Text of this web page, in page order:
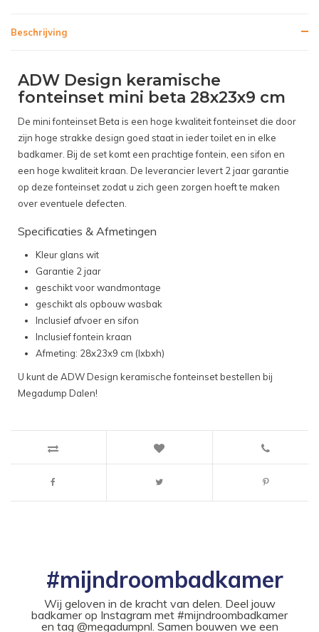
Beschrijving
ADW Design keramische
fonteinset mini beta 28x23x9 cm
De mini fonteinset Beta is een hoge kwaliteit fonteinset die door
zijn hoge strakke design goed staat in ieder toilet en in elke
badkamer. Bij de set komt een prachtige fontein, een sifon en
een hoge kwaliteit kraan. De leverancier levert 2 jaar garantie
op deze fonteinset zodat u zich geen zorgen hoeft te maken
over eventuele defecten.
Specificaties & Afmetingen
Kleur glans wit
Garantie 2 jaar
geschikt voor wandmontage
geschikt als opbouw wasbak
Inclusief afvoer en sifon
Inclusief fontein kraan
Afmeting: 28x23x9 cm (lxbxh)
U kunt de ADW Design keramische fonteinset bestellen bij
Megadump Dalen!
#mijndroombadkamer
Wij geloven in de kracht van delen. Deel jouw
badkamer op Instagram met #mijndroombadkamer
en tag @megadumpnl. Samen bouwen we een